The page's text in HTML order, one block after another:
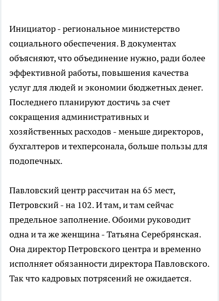
Инициатор - региональное министерство
социального обеспечения. В документах
объясняют, что объединение нужно, ради более
эффективной работы, повышения качества
услуг для людей и экономии бюджетных денег.
Последнего планируют достичь за счет
сокращения административных и
хозяйственных расходов - меньше директоров,
бухгалтеров и техперсонала, больше пользы для
подопечных.
Павловский центр рассчитан на 65 мест,
Петровский - на 102. И там, и там сейчас
предельное заполнение. Обоими руководит
одна и та же женщина - Татьяна Серебрянская.
Она директор Петровского центра и временно
исполняет обязанности директора Павловского.
Так что кадровых потрясений не ожидается.